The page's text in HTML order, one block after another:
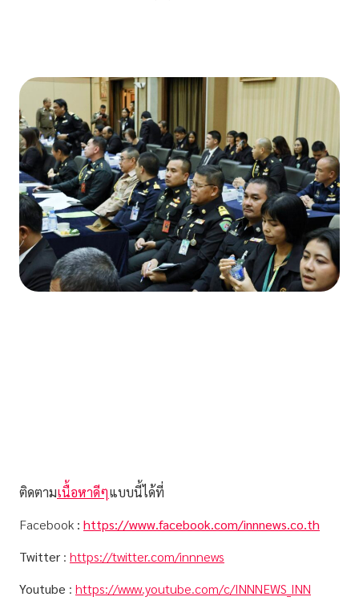
ติดตามเนื้อหาดีๆแบบนี้ได้ที่
Facebook : https://www.facebook.com/innnews.co.th
Twitter : https://twitter.com/innnews
Youtube : https://www.youtube.com/c/INNNEWS_INN